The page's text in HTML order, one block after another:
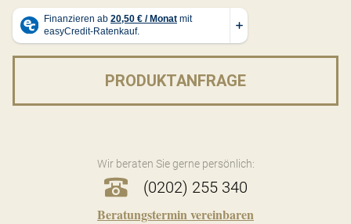
PRODUKTANFRAGE
Wir beraten Sie gerne persönlich:
(0202) 255 340
Beratungstermin vereinbaren